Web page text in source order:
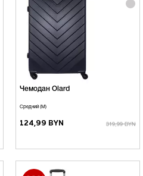
Чемодан Olard
Средний (М)
124,99 BYN 319,99 BYN